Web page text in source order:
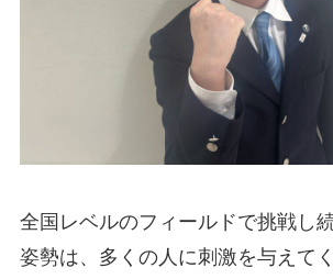
全国レベルのフィールドで挑戦し
姿勢は、多くの人に刺激を与えて